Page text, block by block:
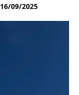
16/09/2025